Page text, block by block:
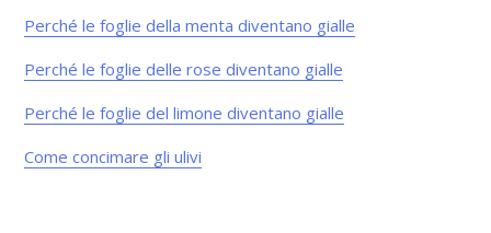
Perché le foglie della menta diventano gialle​
Perché le foglie delle rose diventano gialle​
Perché le foglie del limone diventano gialle​
Come concimare gli ulivi